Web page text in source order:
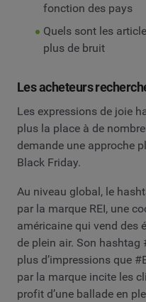
fonction des pays
Quels sont les
plus de bruit
Les acheteurs
Les expressions de joie
plus la place à de
demande une approche
Black Friday.
Au niveau global, le
par la marque REI, une
américaine qui vend des
de plein air. Son hashtag
plus d’impressions que
par la marque incite les
profit d’une ballade en